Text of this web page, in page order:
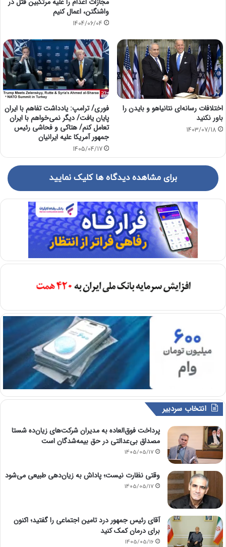
واشنگتن، اعمال کنیم
1404/06/04
اختلافات رسانه‌ای نتانیاهو و بایدن را
باور نکنید
1403/07/18
فوری/ ترامپ: یادداشت تفاهم با ایران
پایان یافت/ دیگر نمی‌خواهم با ایران
تعامل کنم/ هتاکی و فحاشی رئیس
جمهور آمریکا علیه ایرانیان
1405/04/17
برای مشاهده دیدگاه ها کلیک نمایید
انتخاب سردبیر
پرداخت فوق‌العاده به مدیران شرکت‌های زیان‌ده شستا
مصداق بی‌عدالتی در حق بیمه‌شدگان است
1405/05/17
وقتی نظارت نیست؛ پاداش به زیان‌دهی طبیعی می‌شود
1405/05/17
آقای رئیس جمهور درد تامین اجتماعی را گفتید؛ اکنون
برای درمان کمک کنید
1405/05/16